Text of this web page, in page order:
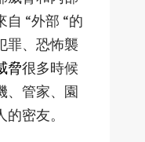
“外部 “的
罪、恐怖襲
脅很多時候
、管家、園
密友。